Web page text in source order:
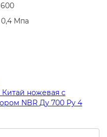
600
0,4 Мпа
ножевая с
NBR Ду 700 Ру 4